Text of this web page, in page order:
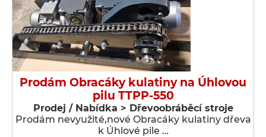
Prodám Obracáky kulatiny na Úhlovou
pilu TTPP-550
Prodej / Nabídka > Dřevoobráběcí stroje
Prodám nevyužité,nové Obracáky kulatiny dřeva
k Úhlové pile …